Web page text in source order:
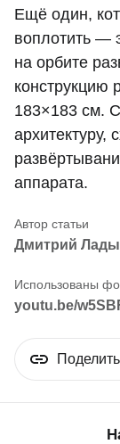
Ещё один,
воплотить —
на орбите
конструкцию
183×183 см.
архитектуру,
аппарата.
Дмитрий
youtu.be/